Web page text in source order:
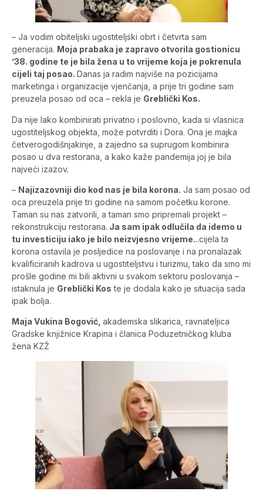
– Ja vodim obiteljski ugostiteljski obrt i četvrta sam
generacija. Moja prabaka je zapravo otvorila gostionicu
’38. godine te je bila žena u to vrijeme koja je pokrenula
cijeli taj posao. Danas ja radim najviše na pozicijama
marketinga i organizacije vjenčanja, a prije tri godine sam
preuzela posao od oca – rekla je Greblički Kos.
Da nije lako kombinirati privatno i poslovno, kada si vlasnica
ugostiteljskog objekta, može potvrditi i Dora. Ona je majka
četverogodišnjakinje, a zajedno sa suprugom kombinira
posao u dva restorana, a kako kaže pandemija joj je bila
najveći izazov.
– Najizazovniji dio kod nas je bila korona. Ja sam posao od
oca preuzela prije tri godine na samom početku korone.
Taman su nas zatvorili, a taman smo pripremali projekt –
rekonstrukciju restorana. Ja sam ipak odlučila da idemo u
tu investiciju iako je bilo neizvjesno vrijeme...cijela ta
korona ostavila je posljedice na poslovanje i na pronalazak
kvalificiranih kadrova u ugostiteljstvu i turizmu, tako da smo mi
prošle godine mi bili aktivni u svakom sektoru poslovanja –
istaknula je Greblički Kos te je dodala kako je situacija sada
ipak bolja.
Maja Vukina Bogović, akademska slikarica, ravnateljica
Gradske knjižnice Krapina i članica Poduzetničkog kluba
žena KZŽ